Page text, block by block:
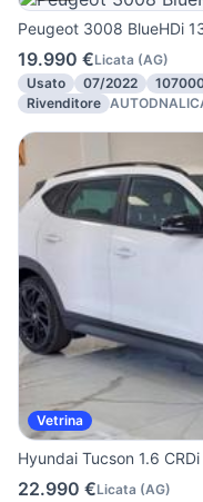
Peugeot 3008 BlueHDi
19.990 €Licata (AG)
Usato
07/2022
Rivenditore
Vetrina
Hyundai Tucson 1.6
22.990 €Licata (AG)